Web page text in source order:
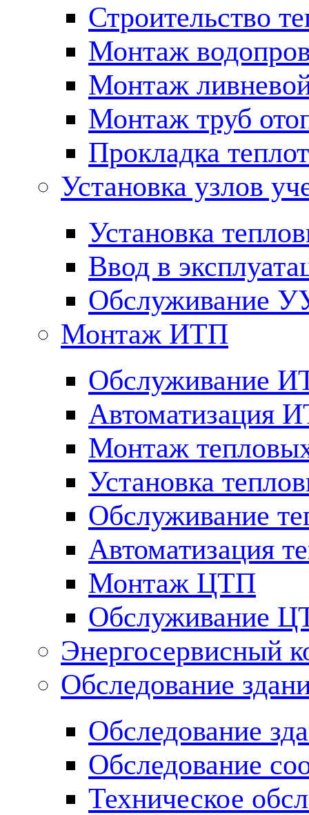
Строительство
Монтаж
Монтаж
Монтаж труб
Прокладка
Установка узлов
Установка
Ввод в
Обслуживание
Монтаж ИТП
Обслуживание
Автоматизация
Монтаж
Установка
Обслуживание
Автоматизация
Монтаж ЦТП
Обслуживание
Энергосервисный
Обследование
Обследование
Обследование
Техническое